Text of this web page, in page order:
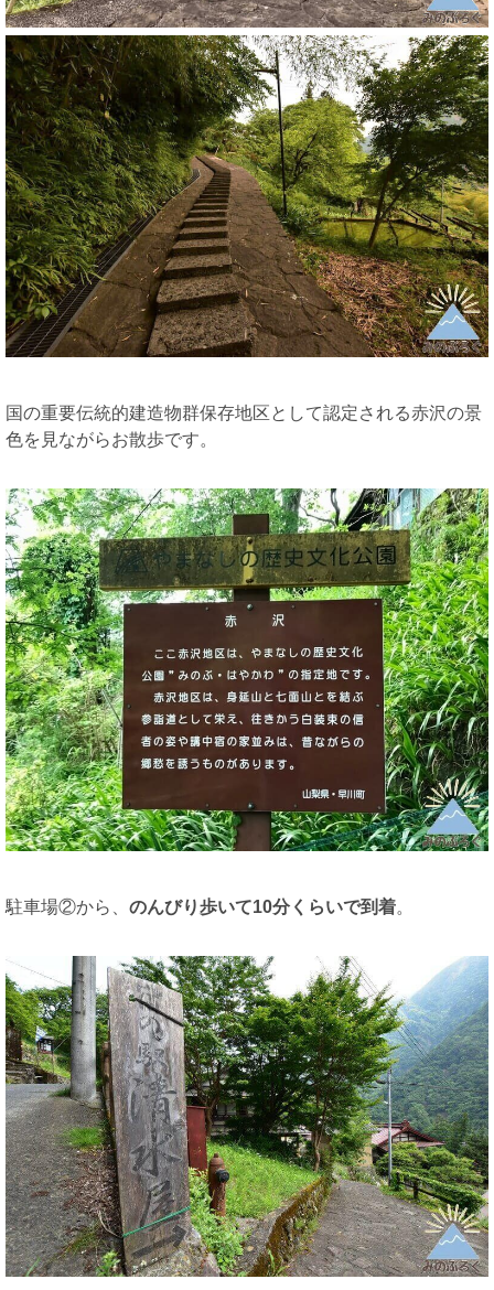
国の重要伝統的建造物群保存地区として認定される赤沢の景
色を見ながらお散歩です。
駐車場②から、 のんびり歩いて10分くらいで到着。